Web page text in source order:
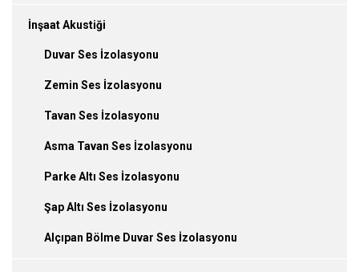
İnşaat Akustiği
Duvar Ses İzolasyonu
Zemin Ses İzolasyonu
Tavan Ses İzolasyonu
Asma Tavan Ses İzolasyonu
Parke Altı Ses İzolasyonu
Şap Altı Ses İzolasyonu
Alçıpan Bölme Duvar Ses İzolasyonu